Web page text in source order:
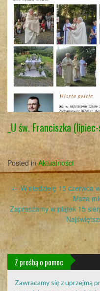
_U św. Franciszka
Posted inAktualności
Post
navigation
← W niedzielę 15 czerwca
Msza
Zapraszamy w piątek 15
Z prośbą o pomoc
Zawracamy się z uprzejmą